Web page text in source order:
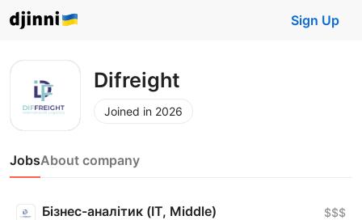
Sign Up
Difreight
Joined in 2026
JobsAbout company
Бізнес-аналітик (IT, Middle) $$$